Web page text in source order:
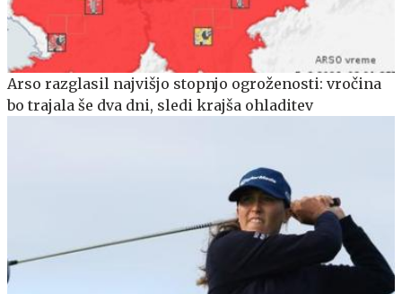
Arso razglasil najvišjo stopnjo ogroženosti: vročina
bo trajala še dva dni, sledi krajša ohladitev